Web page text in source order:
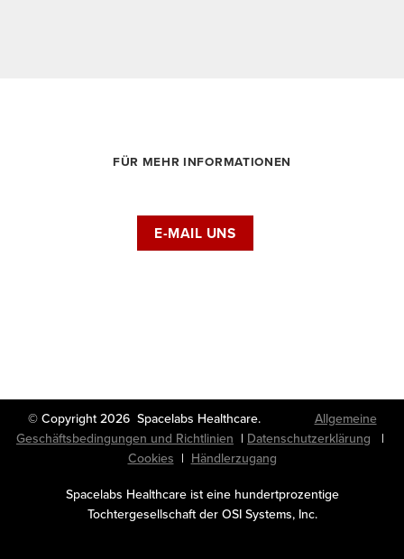
FÜR MEHR INFORMATIONEN
E-MAIL UNS
© Copyright 2026 Spacelabs Healthcare. Allgemeine
Geschäftsbedingungen und Richtlinien | Datenschutzerklärung |
Cookies | Händlerzugang
Spacelabs Healthcare ist eine hundertprozentige
Tochtergesellschaft der OSI Systems, Inc.